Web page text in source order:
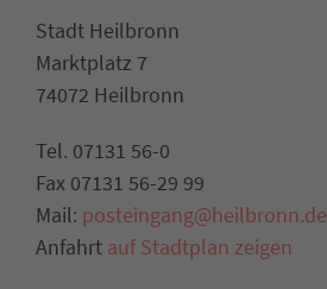
Stadt Heilbronn
Marktplatz 7
74072 Heilbronn
Tel. 07131 56-0
Fax 07131 56-29 99
Mail: posteingang@heilbronn.de
Anfahrt auf Stadtplan zeigen